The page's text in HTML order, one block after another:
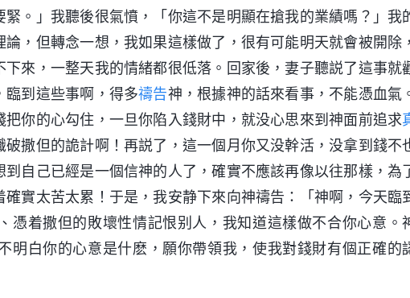
。」我聽後很氣憤，「你這不是明顯在搶我的業績嗎？」我
，但轉念一想，我如果這樣做了，很有可能明天就會被開除，
來，一整天我的情緒都很低落。回家後，妻子聽説了這事就
臨到這些事啊，得多禱告神，根據神的話來看事，不能憑血氣
你的心勾住，一旦你陷入錢財中，就没心思來到神面前追求
破撒但的詭計啊！再説了，這一個月你又没幹活，没拿到錢不
自己已經是一個信神的人了，確實不應該再像以往那樣，為
實太苦太累！于是，我安静下來向神禱告：「神啊，今天臨
憑着撒但的敗壞性情記恨别人，我知道這樣做不合你心意。
明白你的心意是什麽，願你帶領我，使我對錢財有個正確的